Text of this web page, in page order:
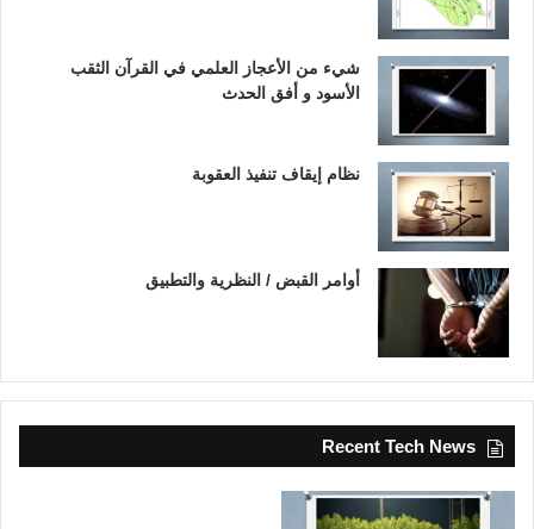
شيء من الأعجاز العلمي في القرآن الثقب
الأسود و أفق الحدث
نظام إيقاف تنفيذ العقوبة
أوامر القبض / النظرية والتطبيق
Recent Tech News